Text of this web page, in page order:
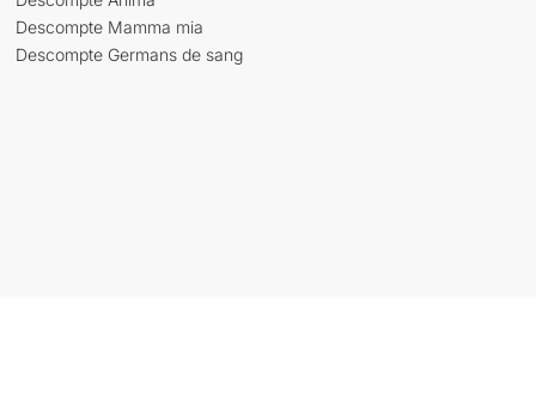
Descompte Mamma mia
Descompte Germans de sang